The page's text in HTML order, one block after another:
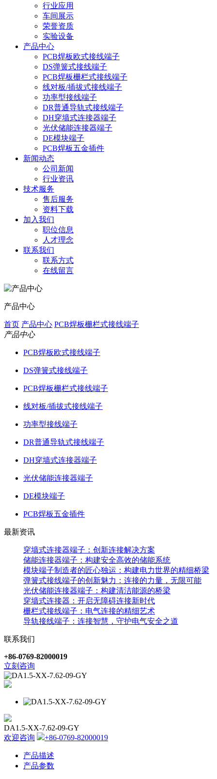
行业应用
车间展示
荣誉资质
实验设备
产品中心
PCB焊板欧式接线端子
DS弹簧式接线端子
PCB焊板栅栏式接线端子
线对板/插拔式接线端子
功率型接线端子
DR普通导轨式接线端子
DH穿墙式连接器端子
光伏储能连接器端子
DE模块端子
PCB焊板五金插件
新闻动态
公司新闻
行业资讯
技术服务
售后服务
资料下载
加入我们
职位信息
人才理念
联系我们
联系方式
在线留言
产品中心
首页 产品中心 PCB焊板栅栏式接线端子
产品中心
PCB焊板欧式接线端子
DS弹簧式接线端子
PCB焊板栅栏式接线端子
线对板/插拔式接线端子
功率型接线端子
DR普通导轨式接线端子
DH穿墙式连接器端子
光伏储能连接器端子
DE模块端子
PCB焊板五金插件
最新资讯
穿墙式连接器端子：创新连接解决方案
储能连接器端子：构建安全高效的储能系统
模块端子制造者的匠心独运：构建电力世界的精细桥梁
弹簧式接线端子的创新魅力：连接的力量，无限可能
光伏储能连接器端子：构建清洁能源的桥梁
穿墙式连接器：开启无障碍连接新时代
栅栏式接线端子：电气连接的精细艺术
导轨接线端子：连接智慧，守护电气安全之道
联系我们
+86-0769-82000019
立刻咨询
DA1.5-XX-7.62-09-GY
欢迎咨询
+86-0769-82000019
产品描述
产品参数